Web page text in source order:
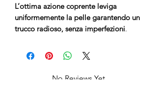
L’ottima azione coprente leviga
uniformemente la pelle garantendo un
trucco radioso, senza imperfezioni.
No Reviews Yet